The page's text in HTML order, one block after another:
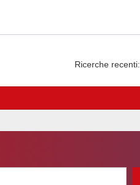
Ricerche recenti: